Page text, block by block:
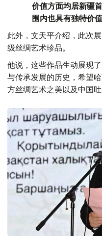
价值方面均居新疆
围内也具有独特价值
此外，文天平介绍，此次
级丝绸艺术珍品。
他说，这些作品生动展现
与传承发展的历史，希望
方丝绸艺术之美以及中国